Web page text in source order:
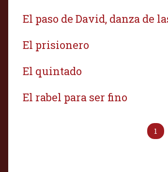
El paso de David, danza de
El prisionero
El quintado
El rabel para ser fino
1